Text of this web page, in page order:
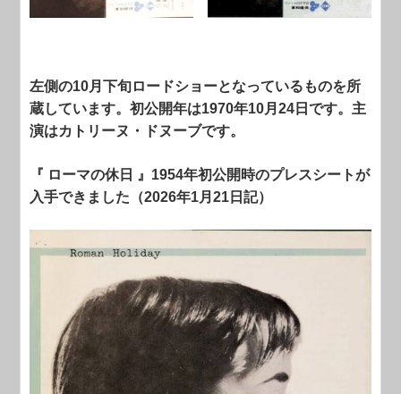
左側の10月下旬ロードショーとなっているものを所
蔵しています。初公開年は1970年10月24日です。主
演はカトリーヌ・ドヌーブです。
『 ローマの休日 』1954年初公開時のプレスシートが
入手できました（2026年1月21日記）